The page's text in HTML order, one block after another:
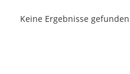
Keine Ergebnisse